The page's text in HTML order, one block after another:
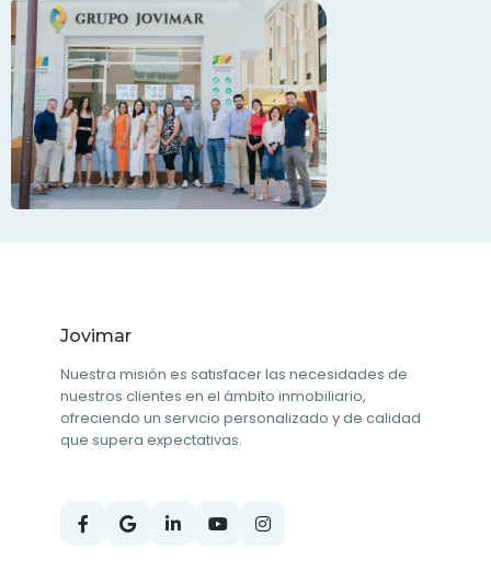
Jovimar
Nuestra misión es satisfacer las necesidades de
nuestros clientes en el ámbito inmobiliario,
ofreciendo un servicio personalizado y de calidad
que supera expectativas.